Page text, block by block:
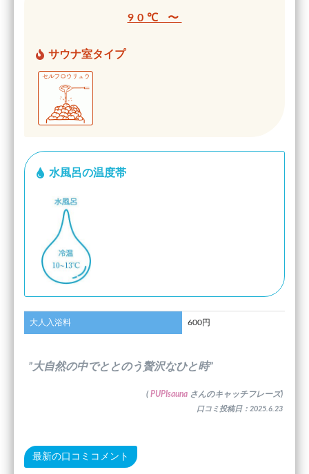
90℃ 〜
サウナ室タイプ
水風呂の温度帯
大人入浴料 600円
”大自然の中でととのう贅沢なひと時”
( PUPIsauna さんのキャッチフレーズ)
口コミ投稿日：2025.6.23
最新の口コミコメント